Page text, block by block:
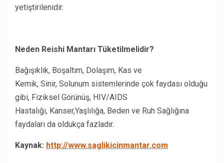
yetiştirilenidir.
Neden Reishi Mantarı Tüketilmelidir?
Bağışıklık, Boşaltım, Dolaşım, Kas ve
Kemik, Sinir, Solunum sistemlerinde çok faydası olduğu
gibi, Fiziksel Görünüş, HIV/AIDS
Hastalığı, Kanser,Yaşlılığa, Beden ve Ruh Sağlığına
faydaları da oldukça fazladır.
Kaynak: http://www.saglikicinmantar.com